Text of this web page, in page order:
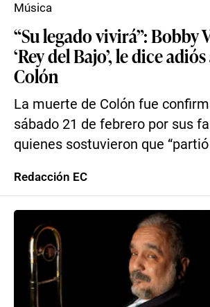
“Su legado vivirá”: Bobby
‘Rey del Bajo’, le dice
Colón
La muerte de Colón fue
sábado 21 de febrero por sus
quienes sostuvieron que “partió
Música
Redacción EC